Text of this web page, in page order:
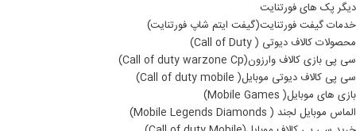
دیگر پک های فورتنایت
خدمات گیفت فورتنایت(گیفت ایتم شاپ فورتنایت)
محصولات کالاف دیوتی ( Call of Duty)
سی پی بازی کالاف وارزون(Call of duty warzone Cp)
سی پی کالاف دیوتی موبایل( Call of duty mobile)
بازی های موبایل( Mobile Games)
الماس موبایل لجند ( Mobile Legends Diamonds)